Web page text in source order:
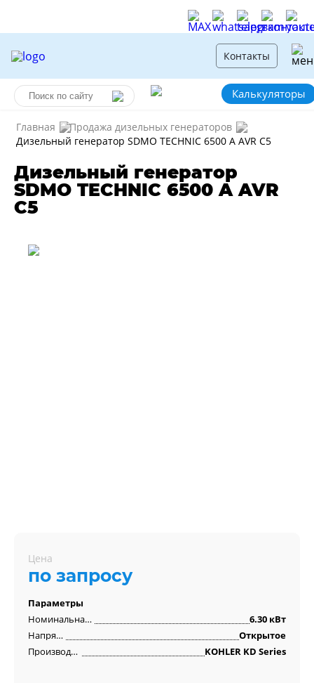
Контакты
Калькуляторы
Главная
Продажа дизельных генераторов
Дизельный генератор SDMO TECHNIC 6500 A AVR C5
Дизельный генератор
SDMO TECHNIC 6500 A AVR
C5
Цена
по запросу
Параметры
Номинальная мощность
6.30 кВт
Напряжение
Открытое
Производитель двигателя
KOHLER KD Series